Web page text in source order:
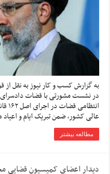
به گزارش کسب و کار نیوز به نقل از
در نشست مشورتی با قضات دادسرای
عالی کشور، ضمن تبریک ایام و
مطالعه بیشتر
دیدار اعضای کمیسیون قضایی